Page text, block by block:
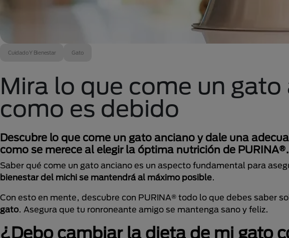
Cuidado Y Bienestar Gato
Mira lo que come un
como es debido
Descubre lo que come un gato anciano y dale una
como se merece al elegir la óptima nutrición de PURINA®.
Saber qué come un gato anciano es un aspecto fundamental para
bienestar del michi se mantendrá al máximo posible.
Con esto en mente, descubre con PURINA® todo lo que debes saber
gato. Asegura que tu ronroneante amigo se mantenga sano y feliz.
¿Debo cambiar la dieta de mi gato